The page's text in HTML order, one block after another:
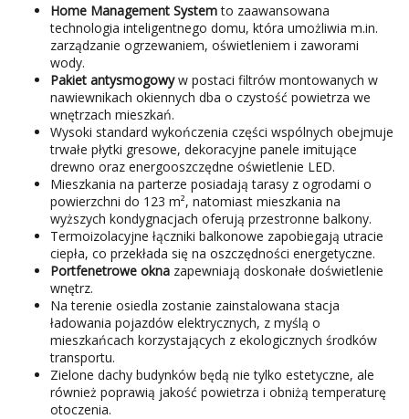
Home Management Systemto zaawansowana
technologia inteligentnego domu, która umożliwia m.in.
zarządzanie ogrzewaniem, oświetleniem i zaworami
wody.
Pakiet antysmogowyw postaci filtrów montowanych w
nawiewnikach okiennych dba o czystość powietrza we
wnętrzach mieszkań.
Wysoki standard wykończenia części wspólnych obejmuje
trwałe płytki gresowe, dekoracyjne panele imitujące
drewno oraz energooszczędne oświetlenie LED.
Mieszkania na parterze posiadają tarasy z ogrodami o
powierzchni do 123 m², natomiast mieszkania na
wyższych kondygnacjach oferują przestronne balkony.
Termoizolacyjne łączniki balkonowe zapobiegają utracie
ciepła, co przekłada się na oszczędności energetyczne.
Portfenetrowe okna zapewniają doskonałe doświetlenie
wnętrz.
Na terenie osiedla zostanie zainstalowana stacja
ładowania pojazdów elektrycznych, z myślą o
mieszkańcach korzystających z ekologicznych środków
transportu.
Zielone dachy budynków będą nie tylko estetyczne, ale
również poprawią jakość powietrza i obniżą temperaturę
otoczenia.